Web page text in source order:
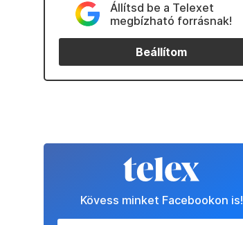
Állítsd be a Telexet
megbízható forrásnak!
Beállítom
Kövess minket Facebookon is!